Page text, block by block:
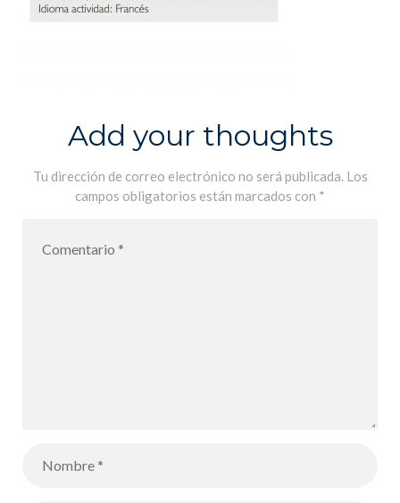
Add your thoughts
Tu dirección de correo electrónico no será publicada. Los
campos obligatorios están marcados con *